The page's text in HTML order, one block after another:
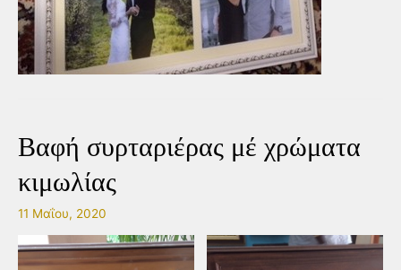
Βαφή συρταριέρας μέ χρώματα
κιμωλίας
11 Μαΐου, 2020